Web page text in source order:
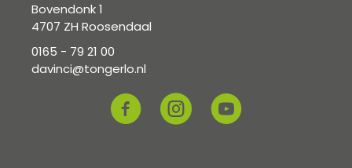
Bovendonk 1
4707 ZH Roosendaal
0165 - 79 21 00
davinci@tongerlo.nl